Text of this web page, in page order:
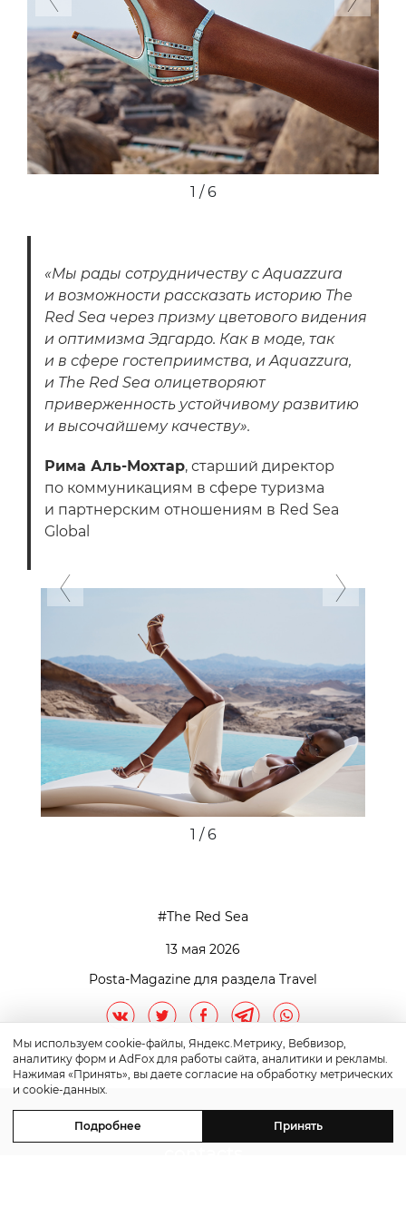
1 / 6
«Мы рады сотрудничеству с Aquazzura
и возможности рассказать историю The
Red Sea через призму цветового видения
и оптимизма Эдгардо. Как в моде, так
и в сфере гостеприимства, и Aquazzura,
и The Red Sea олицетворяют
приверженность устойчивому развитию
и высочайшему качеству».
Рима Аль-Мохтар, старший директор
по коммуникациям в сфере туризма
и партнерским отношениям в Red Sea
Global
1 / 6
The Red Sea
13 мая 2026
Posta-Magazine для раздела Travel
Мы используем cookie-файлы, Яндекс.Метрику, Вебвизор,
аналитику форм и AdFox для работы сайта, аналитики и рекламы.
Нажимая «Принять», вы даете согласие на обработку метрических
и cookie-данных.
Подробнее Принять